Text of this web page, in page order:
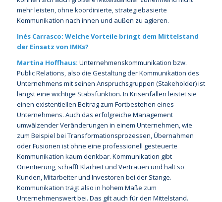
mehr leisten, ohne koordinierte, strategiebasierte
Kommunikation nach innen und außen zu agieren.
Inés Carrasco: Welche Vorteile bringt dem Mittelstand
der Einsatz von IMKs?
Martina Hoffhaus: Unternehmenskommunikation bzw.
Public Relations, also die Gestaltung der Kommunikation des
Unternehmens mit seinen Anspruchsgruppen (Stakeholder) ist
längst eine wichtige Stabsfunktion. In Krisenfällen leistet sie
einen existentiellen Beitrag zum Fortbestehen eines
Unternehmens. Auch das erfolgreiche Management
umwälzender Veränderungen in einem Unternehmen, wie
zum Beispiel bei Transformationsprozessen, Übernahmen
oder Fusionen ist ohne eine professionell gesteuerte
Kommunikation kaum denkbar. Kommunikation gibt
Orientierung, schafft Klarheit und Vertrauen und hält so
Kunden, Mitarbeiter und Investoren bei der Stange.
Kommunikation trägt also in hohem Maße zum
Unternehmenswert bei. Das gilt auch für den Mittelstand.